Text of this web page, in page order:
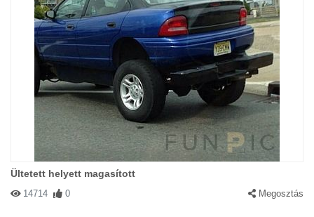
Ültetett helyett magasított
14714 0 Megosztás